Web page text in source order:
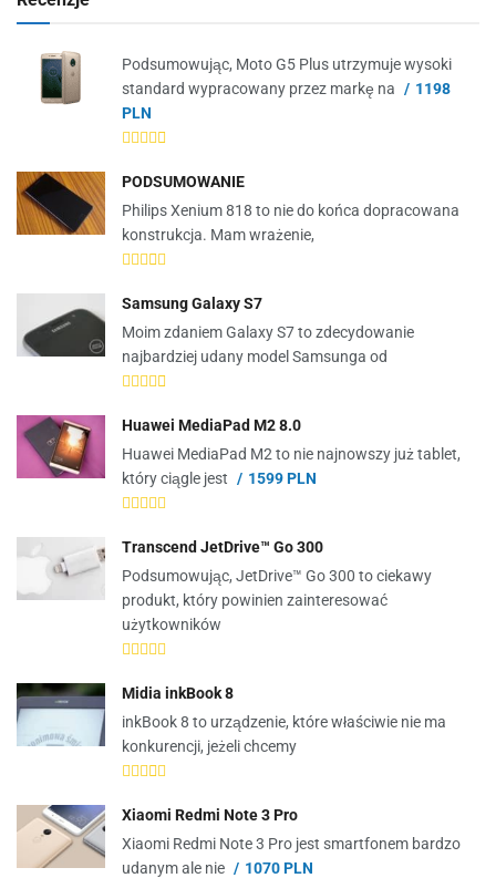
Podsumowując, Moto G5 Plus utrzymuje wysoki
standard wypracowany przez markę na
1198
PLN
PODSUMOWANIE
Philips Xenium 818 to nie do końca dopracowana
konstrukcja. Mam wrażenie,
Samsung Galaxy S7
Moim zdaniem Galaxy S7 to zdecydowanie
najbardziej udany model Samsunga od
Huawei MediaPad M2 8.0
Huawei MediaPad M2 to nie najnowszy już tablet,
który ciągle jest
1599 PLN
Transcend JetDrive™ Go 300
Podsumowując, JetDrive™ Go 300 to ciekawy
produkt, który powinien zainteresować
użytkowników
Midia inkBook 8
inkBook 8 to urządzenie, które właściwie nie ma
konkurencji, jeżeli chcemy
Xiaomi Redmi Note 3 Pro
Xiaomi Redmi Note 3 Pro jest smartfonem bardzo
udanym ale nie
1070 PLN